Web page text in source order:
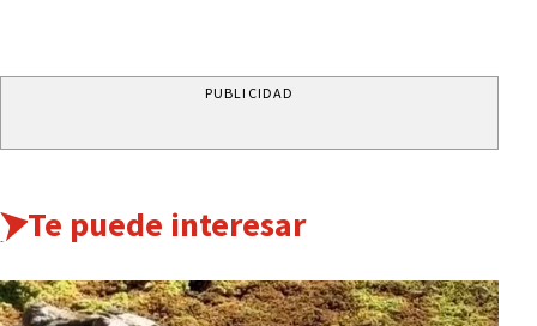
PUBLICIDAD
Te puede interesar